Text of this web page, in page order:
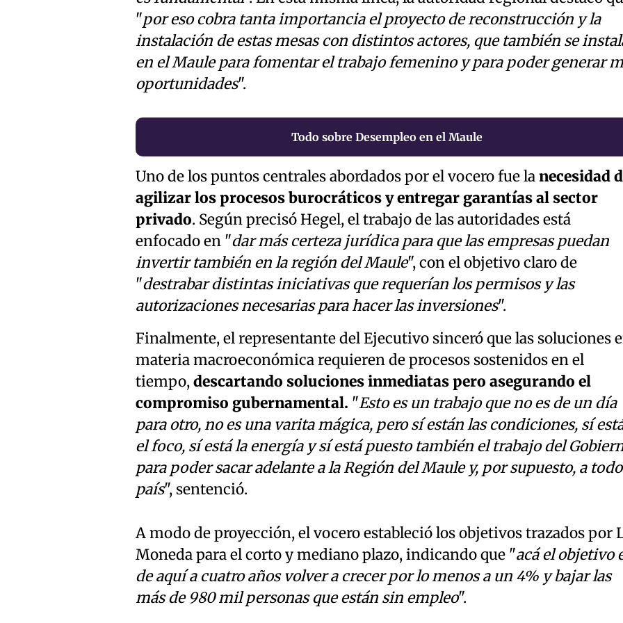
"por eso cobra tanta importancia el proyecto de reconstrucción y la
instalación de estas mesas con distintos actores, que también se
en el Maule para fomentar el trabajo femenino y para poder generar
oportunidades".
Todo sobre Desempleo en el Maule
Uno de los puntos centrales abordados por el vocero fue lanecesidad
agilizar los procesos burocráticos y entregar garantías al sector
privado. Según precisó Hegel, el trabajo de las autoridades está
enfocado en "dar más certeza jurídica para que las empresas puedan
invertir también en la región del Maule", con el objetivo claro de
"destrabar distintas iniciativas que requerían los permisos y las
autorizaciones necesarias para hacer las inversiones".
Finalmente, el representante del Ejecutivo sinceró que las soluciones
materia macroeconómica requieren de procesos sostenidos en el
tiempo,descartando soluciones inmediatas pero asegurando el
compromiso gubernamental. "Esto es un trabajo que no es de un día
para otro, no es una varita mágica, pero sí están las condiciones, sí
el foco, sí está la energía y sí está puesto también el trabajo del
para poder sacar adelante a la Región del Maule y, por supuesto, a
país", sentenció.
A modo de proyección, el vocero estableció los objetivos trazados por
Moneda para el corto y mediano plazo, indicando que "acá el objetivo
de aquí a cuatro años volver a crecer por lo menos a un 4% y bajar las
más de 980 mil personas que están sin empleo".